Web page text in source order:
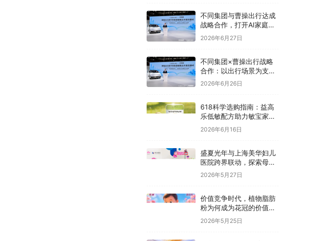
不同集团与曹操出行达成
战略合作，打开AI家庭生
态的想象空间
2026年6月27日
不同集团×曹操出行战略
合作：以出行场景为支
点，赋能家庭AI生态升级
2026年6月26日
618科学选购指南：益高
乐低敏配方助力敏宝家庭
科学囤货
2026年6月16日
盛夏光年与上海美华妇儿
医院跨界联动，探索母婴
护理价值新模式
2026年5月27日
价值竞争时代，植物脂肪
粉为何成为花冠的价值抓
手？
2026年5月25日